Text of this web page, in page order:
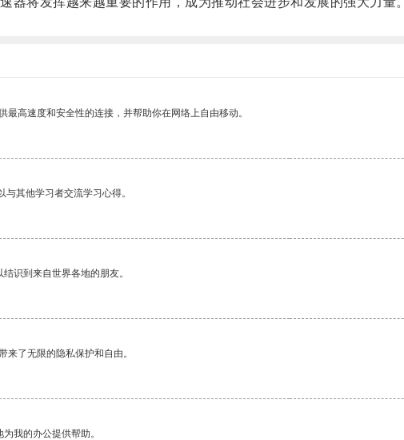
最高速度和安全性的连接，并帮助你在网络上自由移动。
其他学习者交流学习心得。
识到来自世界各地的朋友。
来了无限的隐私保护和自由。
我的办公提供帮助。